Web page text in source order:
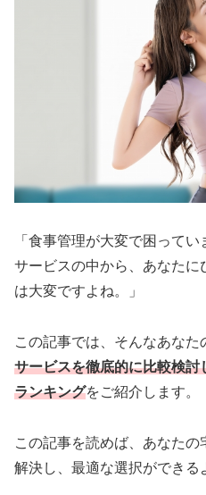
「食事管理が大変で困って
サービスの中から、あなた
は大変ですよね。」
この記事では、そんなあなた
サービスを徹底的に比較検
ランキングをご紹介します。
この記事を読めば、あなた
解決し、最適な選択ができる